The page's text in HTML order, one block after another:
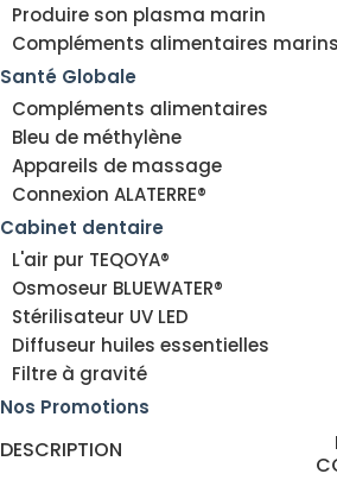
Produire son plasma marin
Compléments alimentaires marins
Santé Globale
Compléments alimentaires
Bleu de méthylène
Appareils de massage
Connexion ALATERRE®
Cabinet dentaire
L'air pur TEQOYA®
Osmoseur BLUEWATER®
Stérilisateur UV LED
Diffuseur huiles essentielles
Filtre à gravité
Nos Promotions
DESCRIPTION